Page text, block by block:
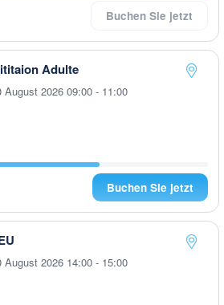
Buchen Sie jetzt
Adulte
August 2026 09:00 - 11:00
Buchen Sie jetzt
August 2026 14:00 - 15:00